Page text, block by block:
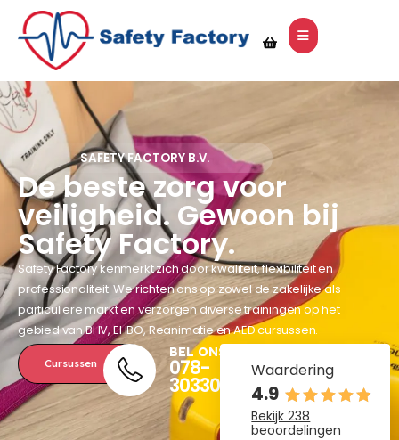
SAFETY FACTORY B.V.
De beste zorg voor
veiligheid. Gewoon bij
Safety Factory.
Safety Factory kenmerkt zich door kwaliteit, flexibiliteit en
professionaliteit. We richten ons op zowel de zakelijke als
particuliere markt en verzorgen diverse trainingen op het
gebied van BHV, EHBO, Reanimatie en AED cursussen.
Cursussen
BEL ONS
078-
3033096
Waardering
4.9
Bekijk 238
beoordelingen